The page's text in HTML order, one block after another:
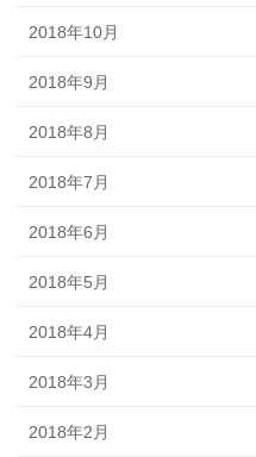
2018年10月
2018年9月
2018年8月
2018年7月
2018年6月
2018年5月
2018年4月
2018年3月
2018年2月